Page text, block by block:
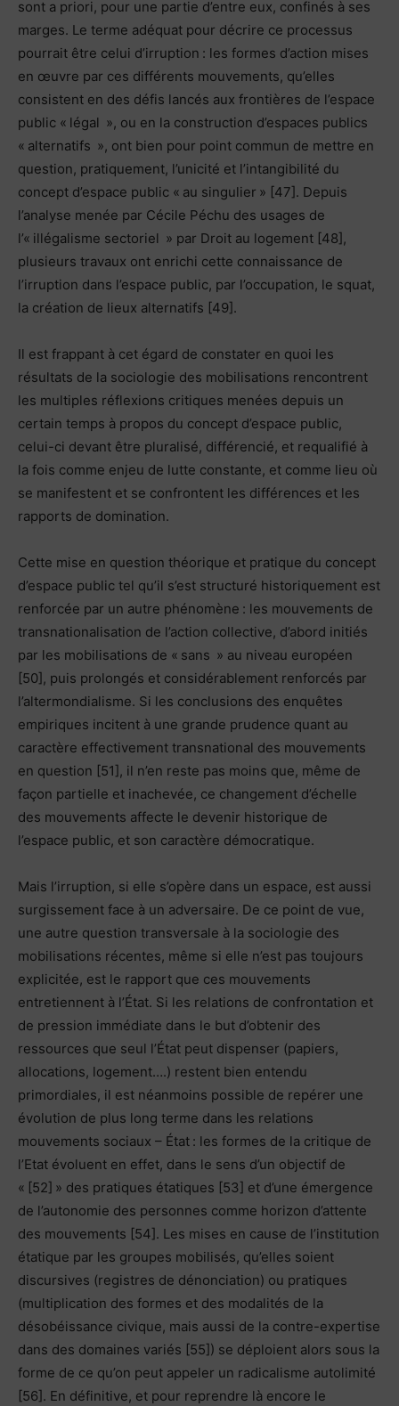
sont a priori, pour une partie d’entre eux, confinés à ses
marges. Le terme adéquat pour décrire ce processus
pourrait être celui d’irruption : les formes d’action mises
en œuvre par ces différents mouvements, qu’elles
consistent en des défis lancés aux frontières de l’espace
public « légal », ou en la construction d’espaces publics
« alternatifs », ont bien pour point commun de mettre en
question, pratiquement, l’unicité et l’intangibilité du
concept d’espace public « au singulier » [47]. Depuis
l’analyse menée par Cécile Péchu des usages de
l’« illégalisme sectoriel » par Droit au logement [48],
plusieurs travaux ont enrichi cette connaissance de
l’irruption dans l’espace public, par l’occupation, le squat,
la création de lieux alternatifs [49].
Il est frappant à cet égard de constater en quoi les
résultats de la sociologie des mobilisations rencontrent
les multiples réflexions critiques menées depuis un
certain temps à propos du concept d’espace public,
celui-ci devant être pluralisé, différencié, et requalifié à
la fois comme enjeu de lutte constante, et comme lieu où
se manifestent et se confrontent les différences et les
rapports de domination.
Cette mise en question théorique et pratique du concept
d’espace public tel qu’il s’est structuré historiquement est
renforcée par un autre phénomène : les mouvements de
transnationalisation de l’action collective, d’abord initiés
par les mobilisations de « sans » au niveau européen
[50], puis prolongés et considérablement renforcés par
l’altermondialisme. Si les conclusions des enquêtes
empiriques incitent à une grande prudence quant au
caractère effectivement transnational des mouvements
en question [51], il n’en reste pas moins que, même de
façon partielle et inachevée, ce changement d’échelle
des mouvements affecte le devenir historique de
l’espace public, et son caractère démocratique.
Mais l’irruption, si elle s’opère dans un espace, est aussi
surgissement face à un adversaire. De ce point de vue,
une autre question transversale à la sociologie des
mobilisations récentes, même si elle n’est pas toujours
explicitée, est le rapport que ces mouvements
entretiennent à l’État. Si les relations de confrontation et
de pression immédiate dans le but d’obtenir des
ressources que seul l’État peut dispenser (papiers,
allocations, logement….) restent bien entendu
primordiales, il est néanmoins possible de repérer une
évolution de plus long terme dans les relations
mouvements sociaux – État : les formes de la critique de
l’Etat évoluent en effet, dans le sens d’un objectif de
« [52] » des pratiques étatiques [53] et d’une émergence
de l’autonomie des personnes comme horizon d’attente
des mouvements [54]. Les mises en cause de l’institution
étatique par les groupes mobilisés, qu’elles soient
discursives (registres de dénonciation) ou pratiques
(multiplication des formes et des modalités de la
désobéissance civique, mais aussi de la contre-expertise
dans des domaines variés [55]) se déploient alors sous la
forme de ce qu’on peut appeler un radicalisme autolimité
[56]. En définitive, et pour reprendre là encore le